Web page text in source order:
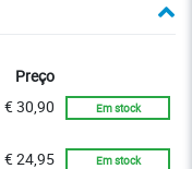
Preço
€ 30,90 Em stock
€ 24,95 Em stock